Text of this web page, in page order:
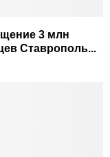
3 млн
Ставрополь...